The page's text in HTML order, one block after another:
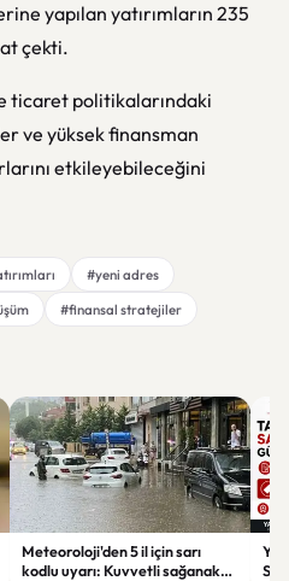
yapılan yatırımların 235
çekti.
ticaret politikalarındaki
ve yüksek finansman
etkileyebileceğini
#yeni adres
#finansal stratejiler
Meteoroloji'den 5 il için sarı
kodlu uyarı: Kuvvetli sağanak